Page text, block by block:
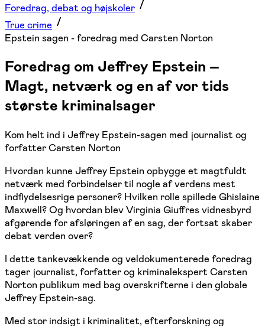
Foredrag, debat og højskoler
True crime
Epstein sagen - foredrag med Carsten Norton
Foredrag om Jeffrey Epstein –
Magt, netværk og en af vor tids
største kriminalsager
Kom helt ind i Jeffrey Epstein-sagen med journalist og
forfatter Carsten Norton
Hvordan kunne Jeffrey Epstein opbygge et magtfuldt
netværk med forbindelser til nogle af verdens mest
indflydelsesrige personer? Hvilken rolle spillede Ghislaine
Maxwell? Og hvordan blev Virginia Giuffres vidnesbyrd
afgørende for afsløringen af en sag, der fortsat skaber
debat verden over?
I dette tankevækkende og veldokumenterede foredrag
tager journalist, forfatter og kriminalekspert Carsten
Norton publikum med bag overskrifterne i den globale
Jeffrey Epstein-sag.
Med stor indsigt i kriminalitet, efterforskning og